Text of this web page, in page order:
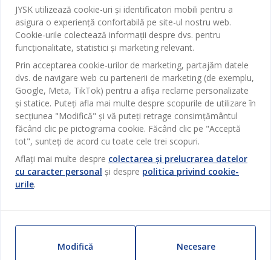
Birou
Sufragerie
Depozitare
Perdele
Grădină
Pentru casă
Outlet
Campanie
Produse noi
Contact Relații Clienți
Magazine și program
Broșură
Termeni si conditii vânzări online
Garantia prețului
Garanția Produselor
Politica de confidentialitate
Card cadou
Beneficii pentru clienți
Livrare
Retur
JYSK
Despre JYSK
JYSK.com
Presă
Locuri de muncă
Newsletter
Inspirație
JYSK BUSINESS TO BUSINESS
Sustenabilitate
SEDIU CENTRAL
TAROL-DD S.R.L. str. Jubiliara, 41A mun. Chișinău, Republica
Moldova
JYSK BUSINESS TO BUSINESS
Vânzări și relații clienți persoane juridice
Telefon: 060 531 531
E-mail: jysk@jysk.md
JYSK RELAȚII CLIENȚI
Contact Relații Clienți
Telefon: 022 022 030
E-mail: support@jysk.md
Urmărește Jysk
JYSK utilizează cookie-uri și identificatori mobili pentru a
asigura o experiență confortabilă pe site-ul nostru web.
Cookie-urile colectează informații despre dvs. pentru
funcționalitate, statistici și marketing relevant.
Prin acceptarea cookie-urilor de marketing, partajăm datele
dvs. de navigare web cu partenerii de marketing (de exemplu,
Google, Meta, TikTok) pentru a afișa reclame personalizate
și statice. Puteți afla mai multe despre scopurile de utilizare în
secțiunea "Modifică" și vă puteți retrage consimțământul
făcând clic pe pictograma cookie. Făcând clic pe "Acceptă
tot", sunteți de acord cu toate cele trei scopuri.
Aflați mai multe despre colectarea și prelucrarea datelor
cu caracter personal și despre politica privind cookie-
urile.
Modifică Necesare